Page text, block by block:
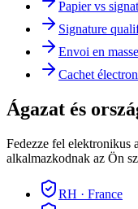
Papier vs
Signature
Envoi en
Cachet
Ágazat és
Fedezze fel elektronikus
alkalmazkodnak az Ön
RH · France